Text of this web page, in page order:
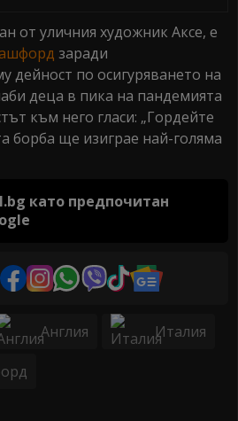
от уличния художник Аксе, е
заради
дейност по осигуряването на
деца в пика на пандемията
към него гласи: „Гордейте
борба ще изиграе най-голяма
като предпочитан
Англия Италия